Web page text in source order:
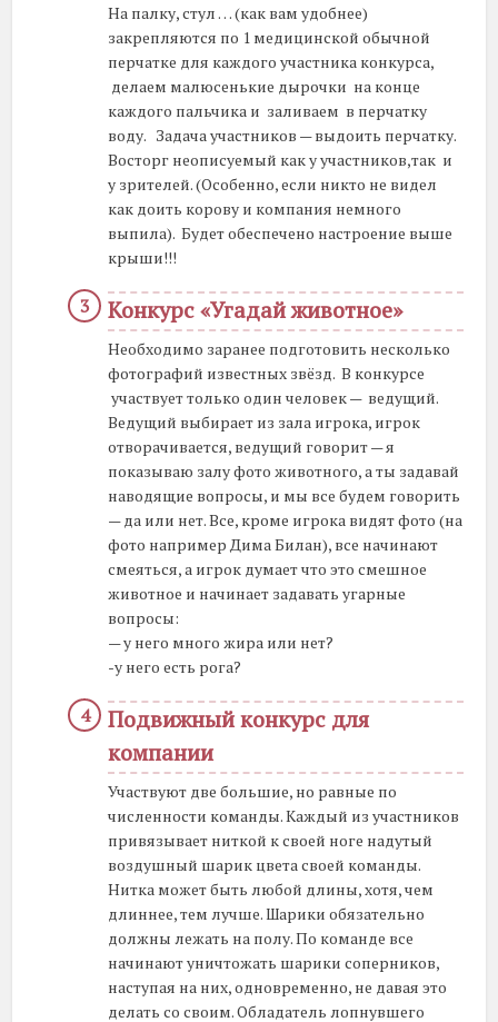
На палку, стул … (как вам удобнее)
закрепляются по 1 медицинской обычной
перчатке для каждого участника конкурса,
делаем малюсенькие дырочки на конце
каждого пальчика и заливаем в перчатку
воду. Задача участников — выдоить перчатку.
Восторг неописуемый как у участников,так и
у зрителей. (Особенно, если никто не видел
как доить корову и компания немного
выпила). Будет обеспечено настроение выше
крыши!!!
Конкурс «Угадай животное»
Необходимо заранее подготовить несколько
фотографий известных звёзд. В конкурсе
участвует только один человек — ведущий.
Ведущий выбирает из зала игрока, игрок
отворачивается, ведущий говорит — я
показываю залу фото животного, а ты задавай
наводящие вопросы, и мы все будем говорить
— да или нет. Все, кроме игрока видят фото (на
фото например Дима Билан), все начинают
смеяться, а игрок думает что это смешное
животное и начинает задавать угарные
вопросы:
— у него много жира или нет?
-у него есть рога?
Подвижный конкурс для
компании
Участвуют две большие, но равные по
численности команды. Каждый из участников
привязывает ниткой к своей ноге надутый
воздушный шарик цвета своей команды.
Нитка может быть любой длины, хотя, чем
длиннее, тем лучше. Шарики обязательно
должны лежать на полу. По команде все
начинают уничтожать шарики соперников,
наступая на них, одновременно, не давая это
делать со своим. Обладатель лопнувшего